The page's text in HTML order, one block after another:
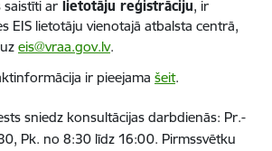
saistīti ar lietotāju reģistrāciju, ir
EIS lietotāju vienotajā atbalsta centrā,
eis@vraa.gov.lv.
ir pieejama šeit.
sniedz konsultācijas darbdienās: Pr.-
Pk. no 8:30 līdz 16:00. Pirmssvētku